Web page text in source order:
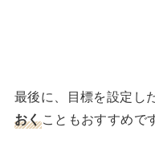
最後に、目標を設定し
おくこともおすすめで